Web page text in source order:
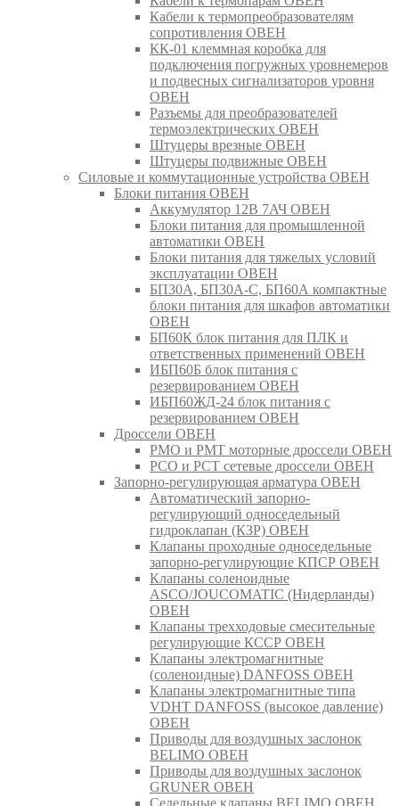
Кабели к термопреобразователям
сопротивления ОВЕН
КК-01 клеммная коробка для
подключения погружных уровнемеров
и подвесных сигнализаторов уровня
ОВЕН
Разъемы для преобразователей
термоэлектрических ОВЕН
Штуцеры врезные ОВЕН
Штуцеры подвижные ОВЕН
Силовые и коммутационные устройства ОВЕН
Блоки питания ОВЕН
Аккумулятор 12В 7АЧ ОВЕН
Блоки питания для промышленной
автоматики ОВЕН
Блоки питания для тяжелых условий
эксплуатации ОВЕН
БП30А, БП30А-С, БП60А компактные
блоки питания для шкафов автоматики
ОВЕН
БП60К блок питания для ПЛК и
ответственных применений ОВЕН
ИБП60Б блок питания с
резервированием ОВЕН
ИБП60ЖД-24 блок питания с
резервированием ОВЕН
Дроссели ОВЕН
РМО и РМТ моторные дроссели ОВЕН
РСО и РСТ сетевые дроссели ОВЕН
Запорно-регулирующая арматура ОВЕН
Автоматический запорно-
регулирующий односедельный
гидроклапан (КЗР) ОВЕН
Клапаны проходные односедельные
запорно-регулирующие КПСР ОВЕН
Клапаны соленоидные
ASCO/JOUCOMATIC (Нидерланды)
ОВЕН
Клапаны трехходовые смесительные
регулирующие КССР ОВЕН
Клапаны электромагнитные
(соленоидные) DANFOSS ОВЕН
Клапаны электромагнитные типа
VDHT DANFOSS (высокое давление)
ОВЕН
Приводы для воздушных заслонок
BELIMO ОВЕН
Приводы для воздушных заслонок
GRUNER ОВЕН
Седельные клапаны BELIMO ОВЕН